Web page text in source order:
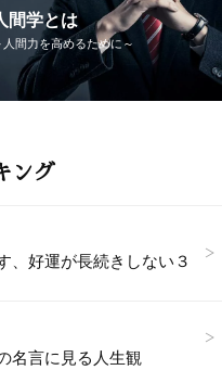
間学とは
人間力を高めるために～
ング
、好運が長続きしない３
名言に見る人生観